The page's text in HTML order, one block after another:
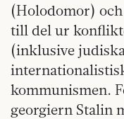
(Holodomor)
till del ur
(inklusive
kommunismen.
georgiern Stalin